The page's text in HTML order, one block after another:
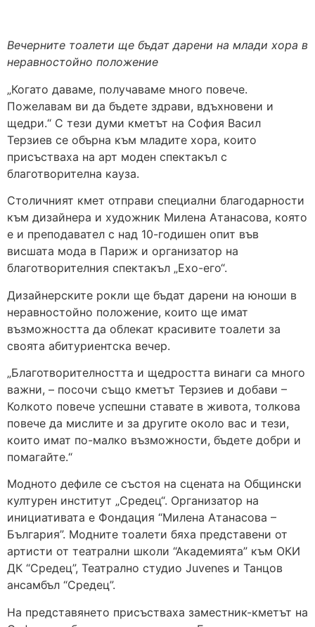
Вечерните тоалети ще бъдат дарени на млади хора в
неравностойно положение
„Когато даваме, получаваме много повече.
Пожелавам ви да бъдете здрави, вдъхновени и
щедри.“ С тези думи кметът на София Васил
Терзиев се обърна към младите хора, които
присъстваха на арт моден спектакъл с
благотворителна кауза.
Столичният кмет отправи специални благодарности
към дизайнера и художник Милена Атанасова, която
е и преподавател с над 10-годишен опит във
висшата мода в Париж и организатор на
благотворителния спектакъл „Ехо-его“.
Дизайнерските рокли ще бъдат дарени на юноши в
неравностойно положение, които ще имат
възможността да облекат красивите тоалети за
своята абитуриентска вечер.
„Благотворителността и щедростта винаги са много
важни, – посочи също кметът Терзиев и добави –
Колкото повече успешни ставате в живота, толкова
повече да мислите и за другите около вас и тези,
които имат по-малко възможности, бъдете добри и
помагайте.“
Модното дефиле се състоя на сцената на Общински
културен институт „Средец“. Организатор на
инициативата е Фондация “Милена Атанасова –
България”. Модните тоалети бяха представени от
артисти от театрални школи “Академията” към ОКИ
ДК “Средец”, Театрално студио Juvenes и Танцов
ансамбъл “Средец”.
На представянето присъстваха заместник-кметът на